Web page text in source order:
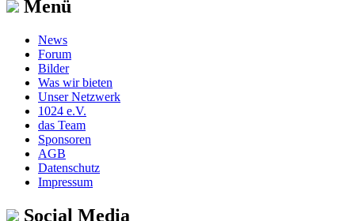
Menü
News
Forum
Bilder
Was wir bieten
Unser Netzwerk
1024 e.V.
das Team
Sponsoren
AGB
Datenschutz
Impressum
Social Media